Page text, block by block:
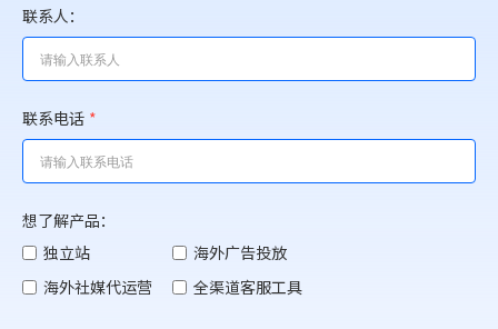
联系人：
联系电话 *
想了解产品：
独立站
海外广告投放
海外社媒代运营
全渠道客服工具